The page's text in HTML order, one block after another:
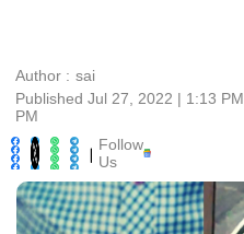
Author : sai
Published Jul 27, 2022 | 1:13 PM
PM
| Follow
Us